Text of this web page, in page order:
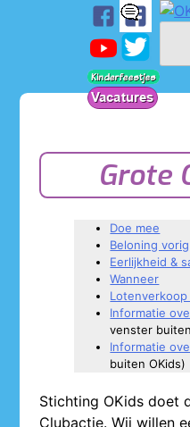
Grote
Doe mee
Beloning
Eerlijkheid &
Wanneer
Informatie
venster
Informatie
buiten OKids)
Stichting OKids doet
Clubactie. Wij willen